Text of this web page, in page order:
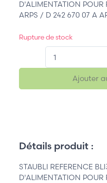
D'ALIMENTATION POUR
ARPS / D 242 670 07 A
Rupture de stock
Ajouter
Détails produit :
STAUBLI REFERENCE
D'ALIMENTATION POUR